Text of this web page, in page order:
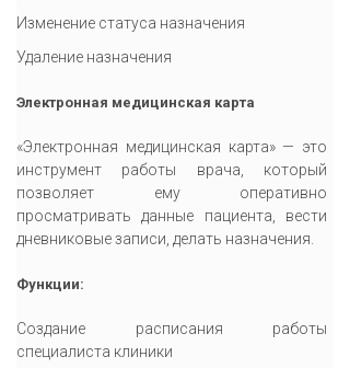
Изменение статуса назначения
Удаление назначения
Электронная медицинская карта
«Электронная медицинская карта» — это
инструмент работы врача, который
позволяет ему оперативно
просматривать данные пациента, вести
дневниковые записи, делать назначения.
Функции:
Создание расписания работы
специалиста клиники